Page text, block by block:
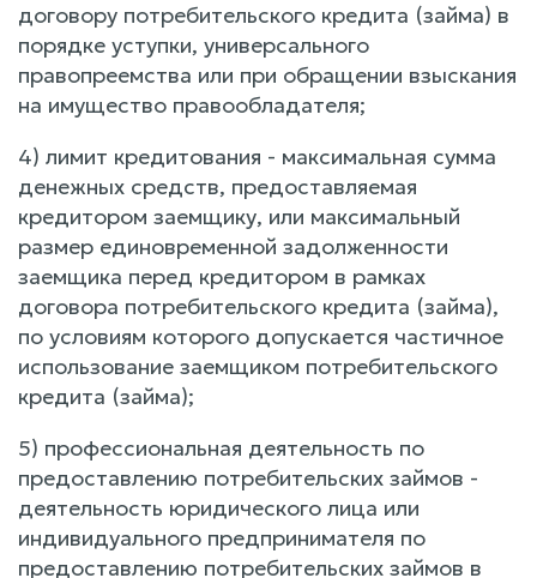
договору потребительского кредита (займа) в
порядке уступки, универсального
правопреемства или при обращении взыскания
на имущество правообладателя;
4) лимит кредитования - максимальная сумма
денежных средств, предоставляемая
кредитором заемщику, или максимальный
размер единовременной задолженности
заемщика перед кредитором в рамках
договора потребительского кредита (займа),
по условиям которого допускается частичное
использование заемщиком потребительского
кредита (займа);
5) профессиональная деятельность по
предоставлению потребительских займов -
деятельность юридического лица или
индивидуального предпринимателя по
предоставлению потребительских займов в